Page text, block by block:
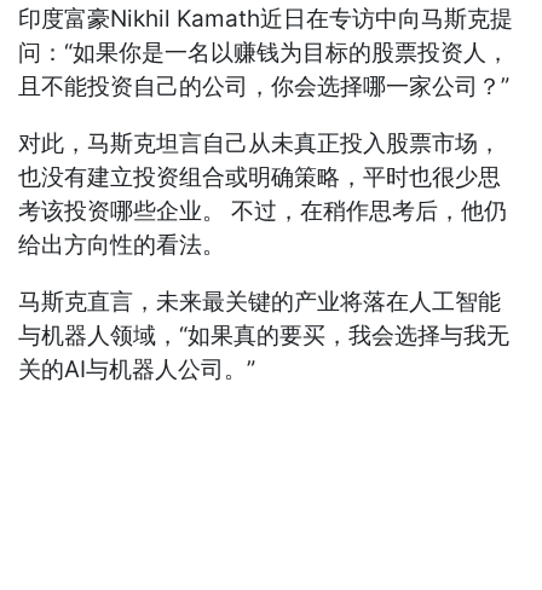
印度富豪Nikhil Kamath近日在专访中向马斯克提
问：“如果你是一名以赚钱为目标的股票投资人，
且不能投资自己的公司，你会选择哪一家公司？”
对此，马斯克坦言自己从未真正投入股票市场，
也没有建立投资组合或明确策略，平时也很少思
考该投资哪些企业。 不过，在稍作思考后，他仍
给出方向性的看法。
马斯克直言，未来最关键的产业将落在人工智能
与机器人领域，“如果真的要买，我会选择与我无
关的AI与机器人公司。”